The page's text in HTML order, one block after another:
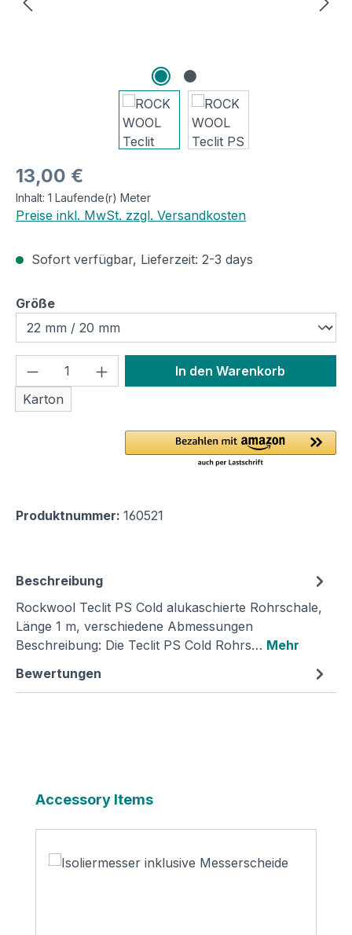
Regulärer Preis:
13,00 €
Inhalt: 1 Laufende(r) Meter
Preise inkl. MwSt. zzgl. Versandkosten
Sofort verfügbar, Lieferzeit: 2-3 days
Größeauswählen
Produkt Anzahl: Gib den
Karton
In den Warenkorb
Produktnummer: 160521
Beschreibung
Rockwool Teclit PS Cold alukaschierte Rohrschale,
Länge 1 m, verschiedene Abmessungen
Beschreibung: Die Teclit PS Cold Rohrs… Mehr
Bewertungen
Produktgalerie überspringen
Accessory Items